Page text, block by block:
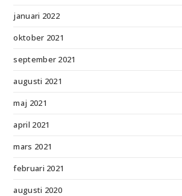
januari 2022
oktober 2021
september 2021
augusti 2021
maj 2021
april 2021
mars 2021
februari 2021
augusti 2020